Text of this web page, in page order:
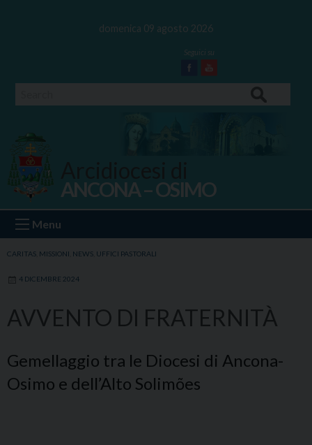
domenica 09 agosto 2026
Facebook
Youtube
Ancona Osimo
ANCONA – OSIMO
Menu
CARITAS MISSIONI NEWS UFFICI PASTORALI
4 DICEMBRE 2024
AVVENTO DI FRATERNITÀ
Gemellaggio tra le Diocesi di Ancona-
Osimo e dell’Alto Solimões